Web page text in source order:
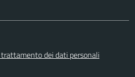
dei dati personali